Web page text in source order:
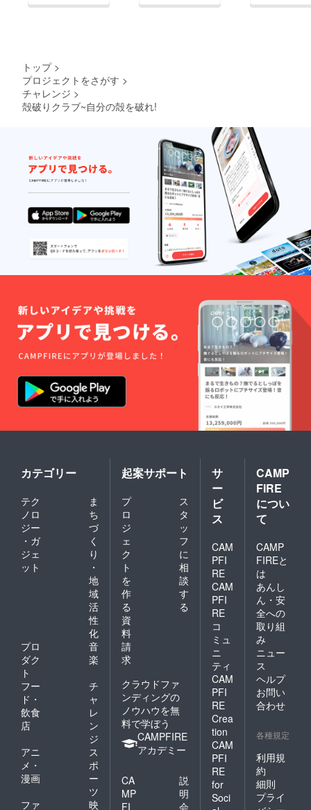
トップ >
プロジェクトをさがす >
チャレンジ >
殻破りクラブ~自分の殻を破れ!
カテゴリー
テク
ノロ
ジー
・ガ
ジェ
ット
ま
ち
づ
く
り
・
地
域
活
性
化
プロ
ダク
ト
音
楽
フー
ド・
飲食
店
チ
ャ
レ
ン
ジ
アニ
メ・
漫画
ス
ポ
ー
ツ
ファ
映
起案サポート
プ
ロ
ジ
ェ
ク
ト
を
作
る
ス
タ
ッ
フ
に
相
談
す
る
資
料
請
求
クラウドファ
ンディングの
ノウハウを無
料で学ぼう
CAMPFIRE
アカデミー
CA
MP
FI
説
明
会
サ
ー
ビ
ス
CAM
PFI
RE
CAM
PFI
RE
コ
ミュ
ニ
ティ
CAM
PFI
RE
Crea
tion
CAM
PFI
RE
for
Soci
CAMP
FIRE
につい
て
CAMP
FIREと
は
あんし
ん・安
全への
取り組
み
ニュー
ス
ヘルプ
お問い
合わせ
各種規定
利用規
約
細則
プライ